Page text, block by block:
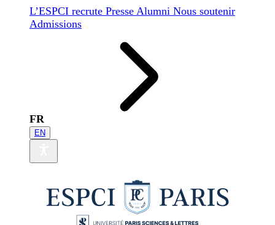
L’ESPCI recrute Presse Alumni Nous soutenir
Admissions
FR
EN